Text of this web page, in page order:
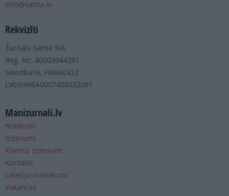
info@santa.lv
Rekvizīti
Žurnāls Santa SIA
Reģ. Nr: 40003044261
Swedbank, HABALV22
LV03HABA0007408032081
Manizurnali.lv
Notikumi
Izdevumi
Klientu izdevumi
Kontakti
Loteriju noteikumi
Vakances